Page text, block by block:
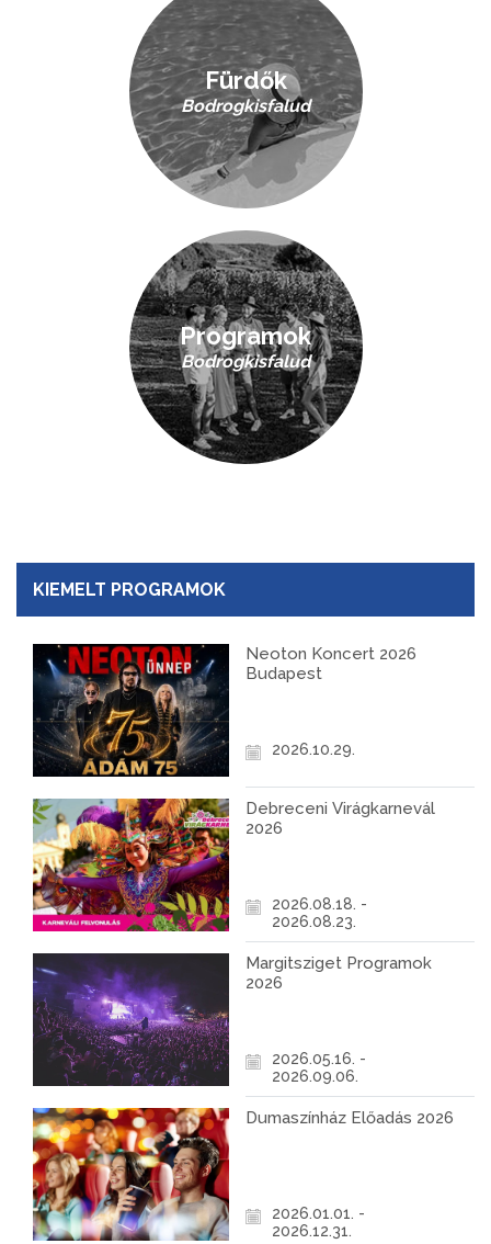
KIEMELT PROGRAMOK
Neoton Koncert 2026
Budapest
2026.10.29.
Debreceni Virágkarnevál
2026
2026.08.18. -
2026.08.23.
Margitsziget Programok
2026
2026.05.16. -
2026.09.06.
Dumaszínház Előadás 2026
2026.01.01. -
2026.12.31.
Fürdők
Bodrogkisfalud
Programok
Bodrogkisfalud